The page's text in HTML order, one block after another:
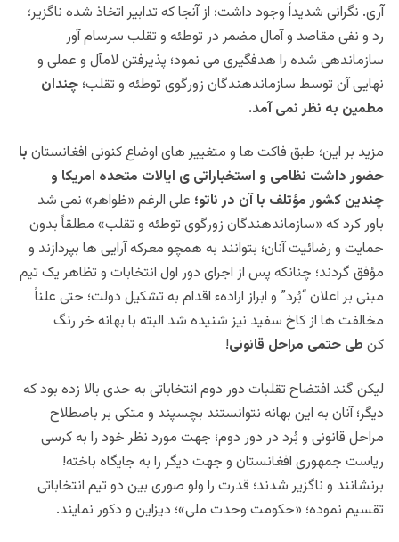
آری. نگرانی شدیداً وجود داشت؛ از آنجا که تدابیر اتخاذ شده ناگزیر؛
رد و نفی مقاصد و آمال مضمر در توطئه و تقلب سرسام آور
سازماندهی شده را هدفگیری می نمود؛ پذیرفتن لامآل و عملی و
نهایی آن توسط سازماندهندگان زورگوی توطئه و تقلب؛ چندان
مطمین به نظر نمی آمد.
مزید بر این؛ طبق فاکت ها و متغییر های اوضاع کنونی افغانستان با
حضور داشت نظامی و استخباراتی ی ایالات متحده امریکا و
چندین کشور مؤتلف با آن در ناتو؛ علی الرغم «ظواهر» نمی شد
باور کرد که «سازماندهندگان زورگوی توطئه و تقلب» مطلقاً بدون
حمایت و رضائیت آنان؛ بتوانند به همچو معرکه آرایی ها بپردازند و
مؤفق گردند؛ چنانکه پس از اجرای دور اول انتخابات و تظاهر یک تیم
مبنی بر اعلان “بُرد” و ابراز ارادهء اقدام به تشکیل دولت؛ حتی علناً
مخالفت ها از کاخ سفید نیز شنیده شد البته با بهانه خر رنگ
کن طی حتمی مراحل قانونی!
لیکن گند افتضاح تقلبات دور دوم انتخاباتی به حدی بالا زده بود که
دیگر؛ آنان به این بهانه نتوانستند بچسپند و متکی بر باصطلاح
مراحل قانونی و بُرد در دور دوم؛ جهت مورد نظر خود را به کرسی
ریاست جمهوری افغانستان و جهت دیگر را به جایگاه باخته!
برنشانند و ناگزیر شدند؛ قدرت را ولو صوری بین دو تیم انتخاباتی
تقسیم نموده؛ «حکومت وحدت ملی»؛ دیزاین و دکور نمایند.